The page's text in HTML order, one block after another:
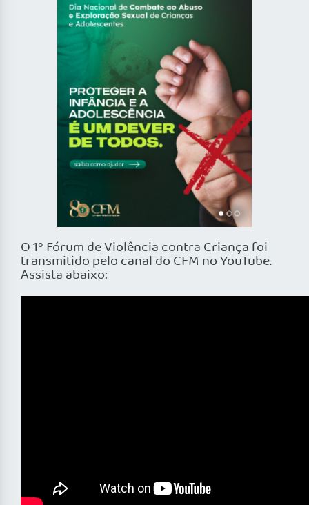
O 1º Fórum de Violência contra Criança foi
transmitido pelo canal do CFM no YouTube.
Assista abaixo: